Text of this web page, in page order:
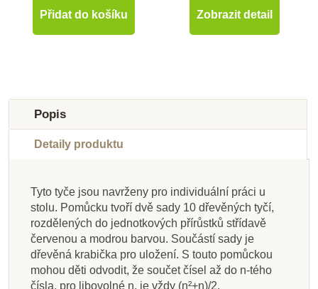
Přidat do košíku Zobrazit detail
Na dotaz
Moyo Montessori
Zlomkové kuželky -
zmenšená verze
Na dotaz
Nienhuis - Malý
kovový lichoběžník
Na dotaz
Moyo Montessori
Barevné korálkové
schody (1-10)
Skladem u
dodavatele
Nienhuis - Krabička
na vřeténka
Do školy
Na dotaz
Moyo Montessori
Znaky pro počítání v
krabičce
Skladem u
dodavatele
Nienhuis - Listy s
příklady k dělení
Skladem u
dodavatele
Nienhuis - Sada
aktivit k Velkému
perlovému materiálu
Skladem u
dodavatele
Nienhuis - Velká
sada - dělení
Popis
Detaily produktu
Tyto tyče jsou navrženy pro individuální práci u
stolu. Pomůcku tvoří dvě sady 10 dřevěných tyčí,
rozdělených do jednotkových přírůstků střídavě
červenou a modrou barvou. Součástí sady je
dřevěná krabička pro uložení. S touto pomůckou
mohou děti odvodit, že součet čísel až do n-tého
čísla, pro libovolné n, je vždy (n²+n)/2.